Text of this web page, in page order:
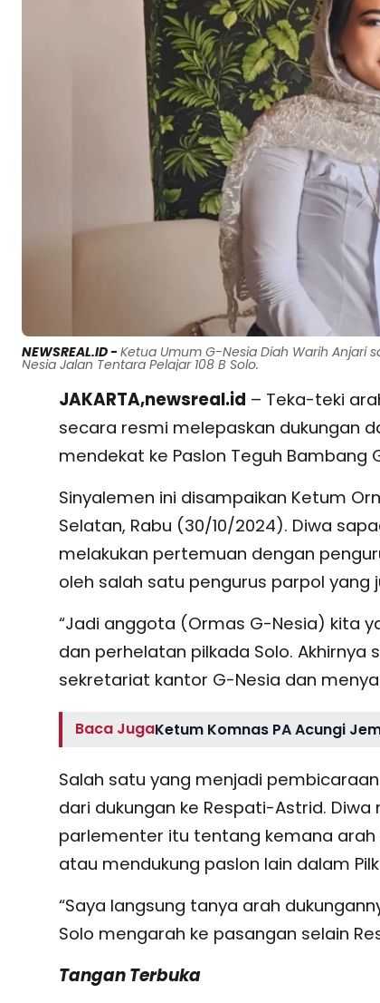
NEWSREAL.ID -Ketua Umum G-Nesia Diah Warih Anjari
Nesia Jalan Tentara Pelajar 108 B Solo.
JAKARTA,newsreal.id – Teka-teki
secara resmi melepaskan dukungan
mendekat ke Paslon Teguh Bambang
Sinyalemen ini disampaikan Ketum
Selatan, Rabu (30/10/2024). Diwa
melakukan pertemuan dengan
oleh salah satu pengurus parpol
“Jadi anggota (Ormas G-Nesia) kita
dan perhelatan pilkada Solo.
sekretariat kantor G-Nesia dan
Baca JugaKetum Komnas PA Acungi
Salah satu yang menjadi
dari dukungan ke Respati-Astrid.
parlementer itu tentang kemana arah
atau mendukung paslon lain dalam
“Saya langsung tanya arah
Solo mengarah ke pasangan selain
Tangan Terbuka